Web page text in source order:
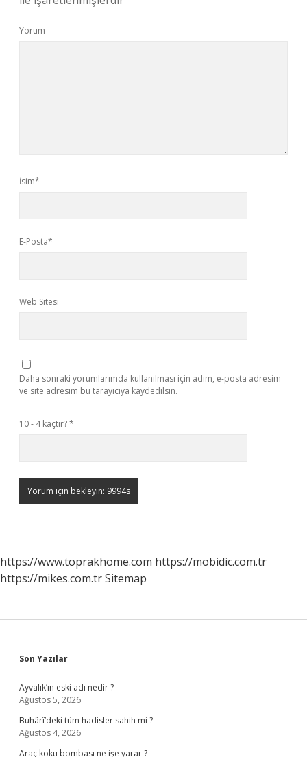
Yorum
İsim*
E-Posta*
Web Sitesi
Daha sonraki yorumlarımda kullanılması için adım, e-posta adresim
ve site adresim bu tarayıcıya kaydedilsin.
10 - 4 kaçtır?*
https://www.toprakhome.com https://mobidic.com.tr
https://mikes.com.trSitemap
Sidebar
Son Yazılar
Ayvalık’ın eski adı nedir ?
Ağustos 5, 2026
Buhârî’deki tüm hadisler sahih mi ?
Ağustos 4, 2026
Araç koku bombası ne işe yarar ?